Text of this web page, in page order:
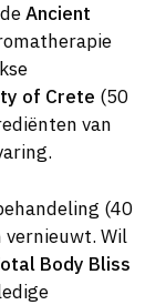
Ancient
of Crete (50
van
(40
Wil
Body Bliss